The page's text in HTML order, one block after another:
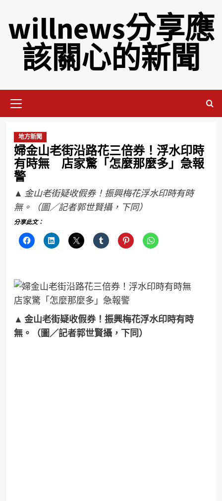
willnews分享應
該關心的新聞
地方新聞
婦金山老街沿路花三倍券！浮水印時
有時無 店家驚「怎麼那麼多」急報
警
▲ 金山老街疑收假券！振興梅花浮水印時有時
無。（圖／記者郭世賢攝，下同）
分享此文：
▲ 金山老街疑收假券！振興梅花浮水印時有時
無。（圖／記者郭世賢攝，下同）